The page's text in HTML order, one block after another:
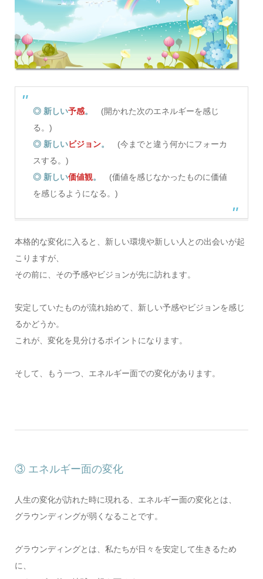
◎ 新しい予感。
(開かれた次のエネルギーを感じ
る。)
◎ 新しいビジョン。
(今までと違う何かにフォーカ
スする。)
◎ 新しい価値観。
(価値を感じなかったものに価値
を感じるようになる。)
本格的な変化に入ると、新しい環境や新しい人との出会いが起
こりますが、
その前に、その予感やビジョンが先に訪れます。
安定していたものが流れ始めて、新しい予感やビジョンを感じ
るかどうか。
これが、変化を見分けるポイントになります。
そして、もう一つ、エネルギー面での変化があります。
③ エネルギー面の変化
人生の変化が訪れた時に現れる、エネルギー面の変化とは、
グラウンディングが弱くなることです。
グラウンディングとは、私たちが日々を安定して生きるため
に、